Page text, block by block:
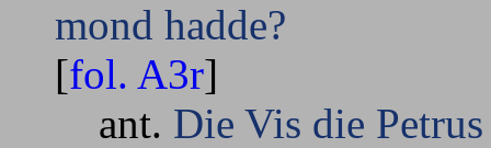
mond hadde?
[fol. A3r]
ant. Die Vis die